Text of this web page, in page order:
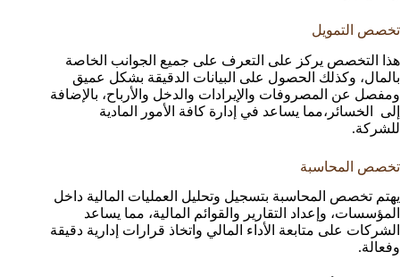
تخصص التمويل
هذا التخصص يركز على التعرف على جميع الجوانب الخاصة
بالمال، وكذلك الحصول على البيانات الدقيقة بشكل عميق
ومفصل عن المصروفات والإيرادات والدخل والأرباح، بالإضافة
إلى الخسائر،مما يساعد في إدارة كافة الأمور المادية
للشركة.
تخصص المحاسبة
يهتم تخصص المحاسبة بتسجيل وتحليل العمليات المالية داخل
المؤسسات، وإعداد التقارير والقوائم المالية، مما يساعد
الشركات على متابعة الأداء المالي واتخاذ قرارات إدارية دقيقة
وفعالة.